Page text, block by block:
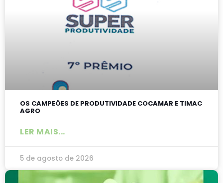
OS CAMPEÕES DE PRODUTIVIDADE COCAMAR E TIMAC
AGRO
LER MAIS...
5 de agosto de 2026